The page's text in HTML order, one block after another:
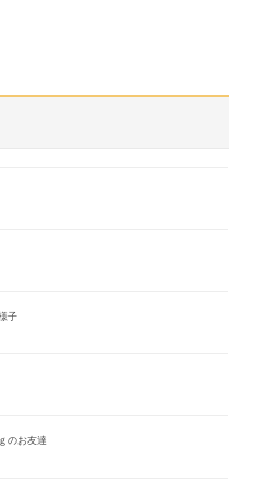
子
のお友達